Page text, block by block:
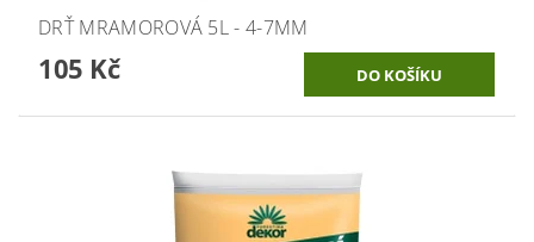
DRŤ MRAMOROVÁ 5L - 4-7MM
105 Kč